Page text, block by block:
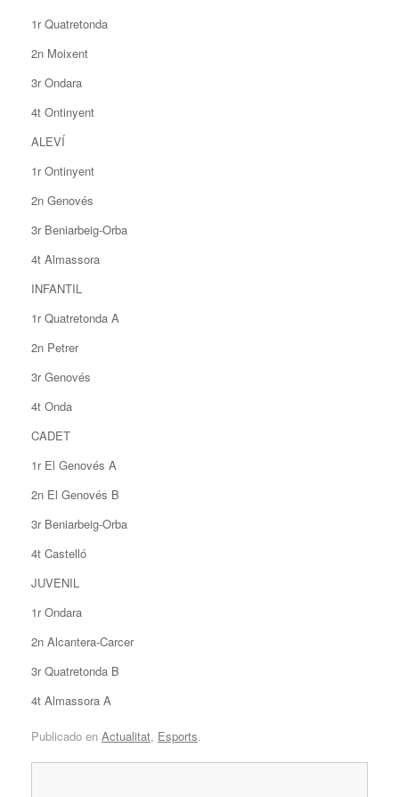
1r Quatretonda
2n Moixent
3r Ondara
4t Ontinyent
ALEVÍ
1r Ontinyent
2n Genovés
3r Beniarbeig-Orba
4t Almassora
INFANTIL
1r Quatretonda A
2n Petrer
3r Genovés
4t Onda
CADET
1r El Genovés A
2n El Genovés B
3r Beniarbeig-Orba
4t Castelló
JUVENIL
1r Ondara
2n Alcantera-Carcer
3r Quatretonda B
4t Almassora A
Publicado en Actualitat, Esports.